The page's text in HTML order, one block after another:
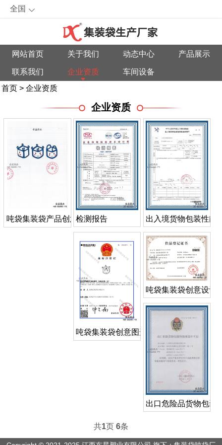
全国
网站首页 关于我们 动态中心 产品展示
联系我们 企业资质
车间设备
首页 > 企业资质
企业资质
吨袋集装袋产品创意图检测报告 出入境货物包装性能
吨袋集装袋创意图形商标
吨袋集装袋创意设计
出口危险品货物包装
共1页 6条